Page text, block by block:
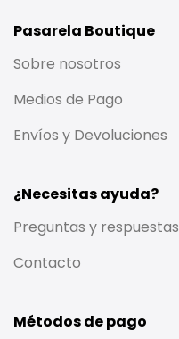
Pasarela Boutique
Sobre nosotros
Medios de Pago
Envíos y Devoluciones
¿Necesitas ayuda?
Preguntas y respuestas
Contacto
Métodos de pago